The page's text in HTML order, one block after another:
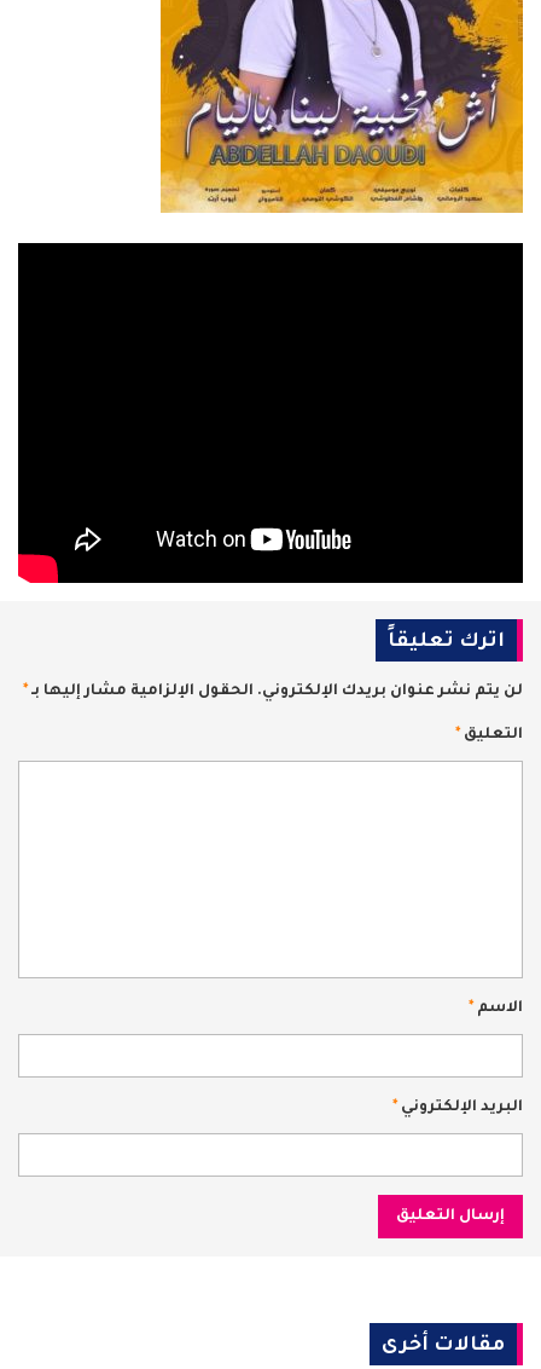
اترك تعليقاً
لن يتم نشر عنوان بريدك الإلكتروني. الحقول الإلزامية مشار إليها بـ *
التعليق *
الاسم *
البريد الإلكتروني *
مقالات أخرى